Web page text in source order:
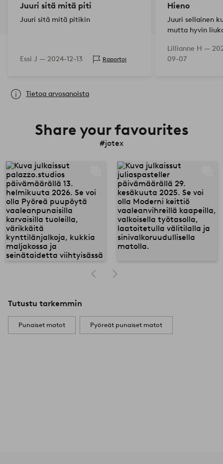
Juuri sitä mitä piti
Juuri sitä mitä pitikin
Essi J — 2024-12-13 Raportoi
Hieno
Juuri sellainen
mutta hyvin
alle. Komean
Lillianne H —
09-07
Tietoa arvosanoista
Share your favourites
#jotex
Tutustu tarkemmin
Punaiset matot Pyöreät punaiset matot